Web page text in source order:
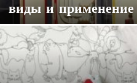
виды и применение